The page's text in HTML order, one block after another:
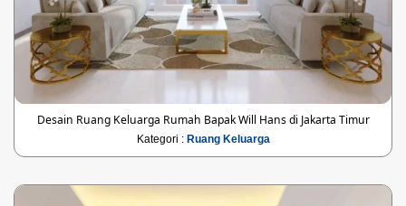
Desain Ruang Keluarga Rumah Bapak Will Hans di Jakarta Timur
Kategori : Ruang Keluarga